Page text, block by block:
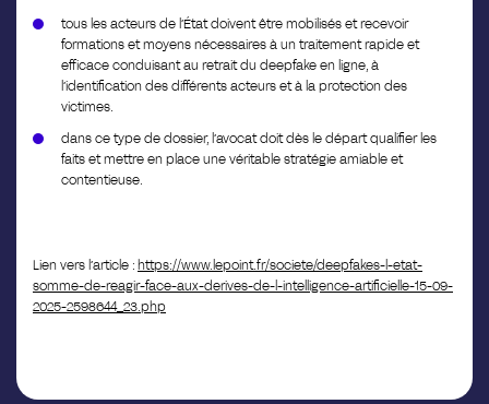
tous les acteurs de l’État doivent être mobilisés et recevoir
formations et moyens nécessaires à un traitement rapide et
efficace conduisant au retrait du deepfake en ligne, à
l’identification des différents acteurs et à la protection des
victimes.
dans ce type de dossier, l’avocat doit dès le départ qualifier les
faits et mettre en place une véritable stratégie amiable et
contentieuse.
Lien vers l’article : https://www.lepoint.fr/societe/deepfakes-l-etat-
somme-de-reagir-face-aux-derives-de-l-intelligence-artificielle-15-09-
2025-2598644_23.php